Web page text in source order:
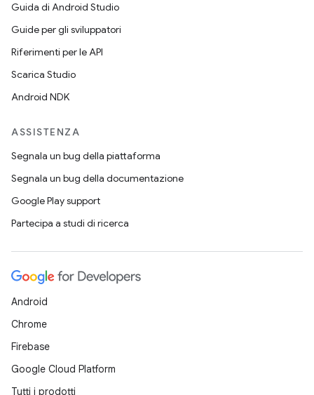
Guida di Android Studio
Guide per gli sviluppatori
Riferimenti per le API
Scarica Studio
Android NDK
ASSISTENZA
Segnala un bug della piattaforma
Segnala un bug della documentazione
Google Play support
Partecipa a studi di ricerca
Android
Chrome
Firebase
Google Cloud Platform
Tutti i prodotti